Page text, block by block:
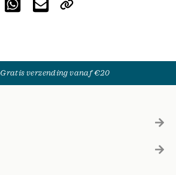
Gratis verzending vanaf €20